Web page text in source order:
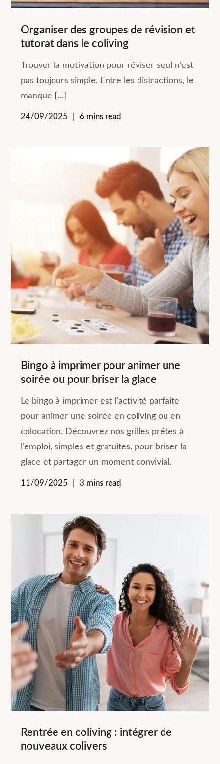
Organiser des groupes de révision et
tutorat dans le coliving
Trouver la motivation pour réviser seul n’est
pas toujours simple. Entre les distractions, le
manque […]
24/09/2025 6 mins read
Bingo à imprimer pour animer une
soirée ou pour briser la glace
Le bingo à imprimer est l’activité parfaite
pour animer une soirée en coliving ou en
colocation. Découvrez nos grilles prêtes à
l’emploi, simples et gratuites, pour briser la
glace et partager un moment convivial.
11/09/2025 3 mins read
Rentrée en coliving : intégrer de
nouveaux colivers